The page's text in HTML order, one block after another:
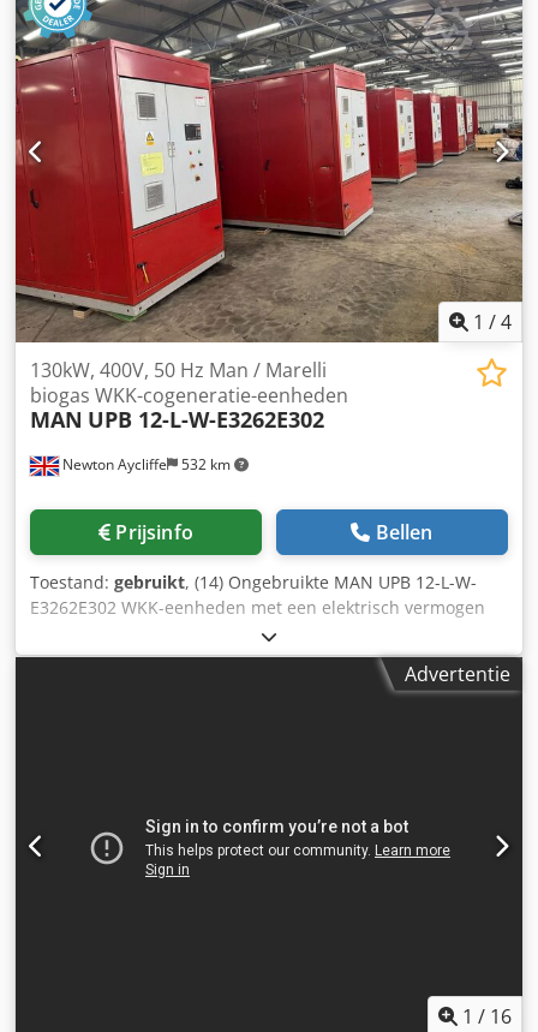
600 Aantal stations (max.) 16 stations 1 Max.
tabletuitwerping 3000 - 18000 T/u 2 Max. tabletdiameter
rond mm 50 3 Max. Tabletdikte mm 15 4 Max.
Hoofdperskracht t 30 6 Afmetingen mm 1500 x 2500 x 3200
1 /4
Newton Aycliffe 532 km
130kW, 400V, 50 Hz Man / Marelli
biogas WKK-cogeneratie-eenheden
MAN UPB 12-L-W-E3262E302
Prijsinfo Bellen
Toestand: gebruikt, (14) Ongebruikte MAN UPB 12-L-W-
E3262E302 WKK-eenheden met een elektrisch vermogen
van 130 kWel en een thermisch vermogen van 226 kWTh,
geproduceerd in 2022 en geschikt voor werking op
houtgas. Het project is stopgezet, waardoor de installaties
regelsysteem Dsdpfxsyhc T Ie Akrjck - ComAp
generatorbesturingssysteem Beschikbaar: 14 units.
Advertentie
1 / 16